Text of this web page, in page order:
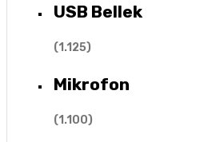
USB Bellek
(1.125)
Mikrofon
(1.100)